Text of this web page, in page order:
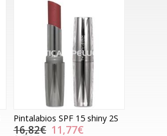
Pintalabios SPF 15 shiny 2S
16,82€ 11,77€